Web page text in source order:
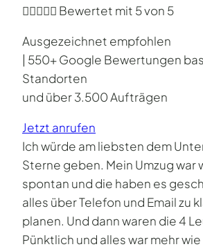
 Bewertet mit 5 von 5
Ausgezeichnet empfohlen
| 550+ Google Bewertungen
Standorten
und über 3.500 Aufträgen
Jetzt anrufen
Ich würde am liebsten dem
Sterne geben. Mein Umzug war
spontan und die haben es
alles über Telefon und Email zu
planen. Und dann waren die 4
Pünktlich und alles war mehr